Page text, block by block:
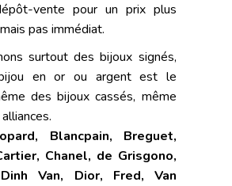
vente pour un prix plus
pas immédiat.
surtout des bijoux signés,
en or ou argent est le
des bijoux cassés, même
Blancpain, Breguet,
Chanel, de Grisgono,
Van, Dior, Fred, Van